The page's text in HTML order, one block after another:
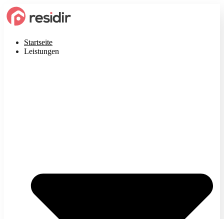
Startseite
Leistungen